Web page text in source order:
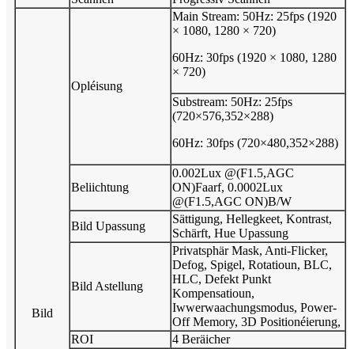
Bild
Opléisung
Main Stream: 50Hz: 25fps (1920
× 1080, 1280 × 720)
60Hz: 30fps (1920 × 1080, 1280
× 720)
Substream: 50Hz: 25fps
(720×576,352×288)
60Hz: 30fps (720×480,352×288)
Beliichtung
0.002Lux @(F1.5,AGC
ON)Faarf, 0.0002Lux
@(F1.5,AGC ON)B/W
Bild Upassung
Sättigung, Hellegkeet, Kontrast,
Schärft, Hue Upassung
Bild Astellung
Privatsphär Mask, Anti-Flicker,
Defog, Spigel, Rotatioun, BLC,
HLC, Defekt Punkt
Kompensatioun,
Iwwerwaachungsmodus, Power-
Off Memory, 3D Positionéierung,
ROI
4 Beräicher